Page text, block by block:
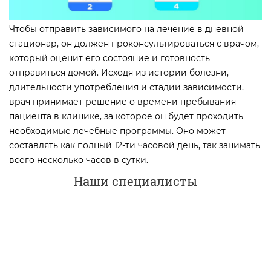
Чтобы отправить зависимого на лечение в дневной
стационар, он должен проконсультироваться с врачом,
который оценит его состояние и готовность
отправиться домой. Исходя из истории болезни,
длительности употребления и стадии зависимости,
врач принимает решение о времени пребывания
пациента в клинике, за которое он будет проходить
необходимые лечебные программы. Оно может
составлять как полный 12-ти часовой день, так занимать
всего несколько часов в сутки.
Наши специалисты